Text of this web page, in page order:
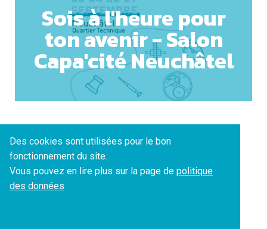
Sois à l'heure pour
ton avenir - Salon
Capa'cité Neuchâtel
Des cookies sont utilisées pour le bon
fonctionnement du site.
Vous pouvez en lire plus sur la page de politique
des données